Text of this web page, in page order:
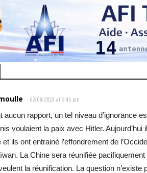
02/08/2023 at 3:45 pm
aucun rapport, un tel niveau d’ignorance
voulaient la paix avec Hitler.
et ils ont entrainé l’effondrement de
La Chine sera réunifiée
la réunification. La question n’existe